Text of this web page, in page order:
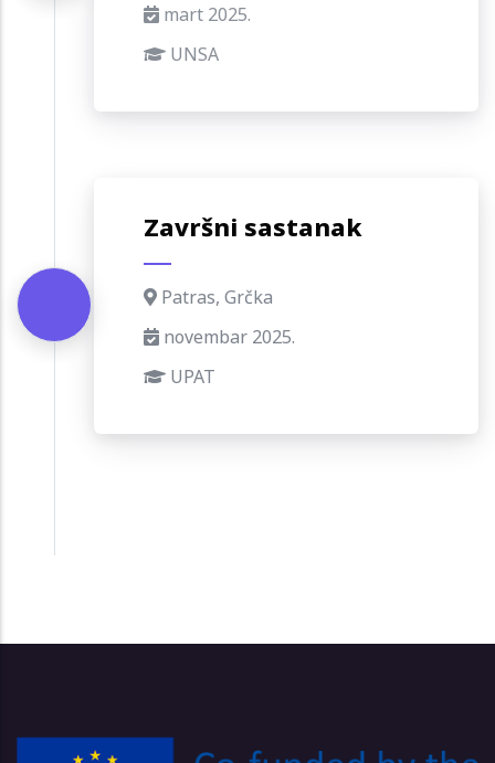
mart 2025.
UNSA
Završni sastanak
Patras, Grčka
novembar 2025.
UPAT